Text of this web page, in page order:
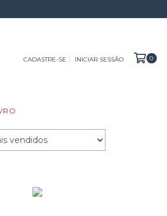
CADASTRE-SE INICIAR SESSÃO 0